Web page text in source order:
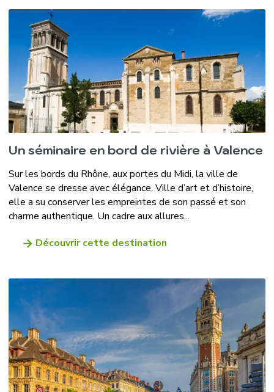
Un séminaire en bord de rivière à Valence
Sur les bords du Rhône, aux portes du Midi, la ville de
Valence se dresse avec élégance. Ville d’art et d’histoire,
elle a su conserver les empreintes de son passé et son
charme authentique. Un cadre aux allures...
Découvrir cette destination